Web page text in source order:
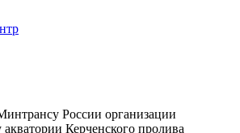
России организации
Керченского пролива